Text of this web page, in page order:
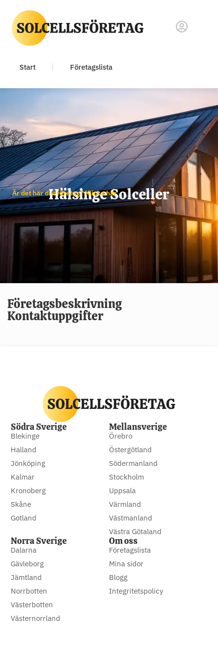
Start Företagslista
Hälsinge Solceller
Är det här ditt företag? Klicka här
Företagsbeskrivning
Kontaktuppgifter
Södra Sverige
Blekinge
Halland
Jönköping
Kalmar
Kronoberg
Skåne
Gotland
Mellansverige
Örebro
Östergötland
Södermanland
Stockholm
Uppsala
Värmland
Västmanland
Västra Götaland
Norra Sverige
Dalarna
Gävleborg
Jämtland
Norrbotten
Västerbotten
Västernorrland
Om oss
Företagslista
Mina sidor
Blogg
Integritetspolicy